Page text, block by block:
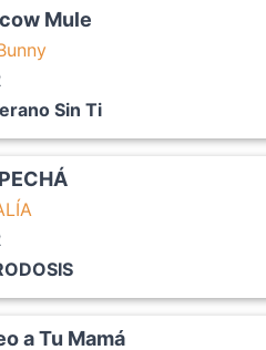
Mule
Sin Ti
a Tu Mamá